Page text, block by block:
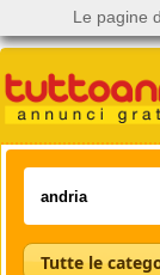
Le pagine